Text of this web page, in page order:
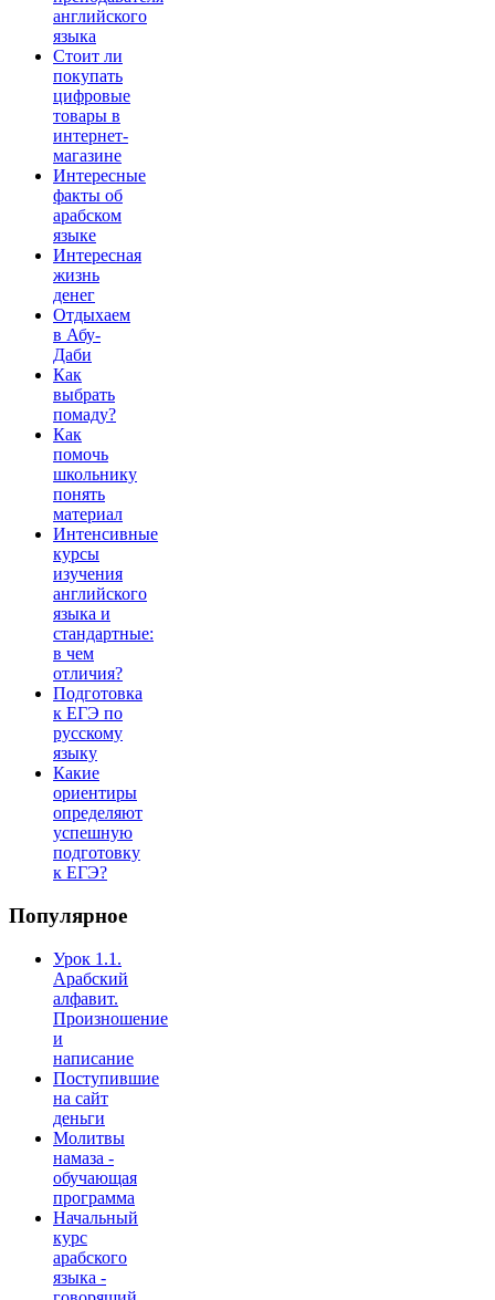
английского
языка
Стоит ли
покупать
цифровые
товары в
интернет-
магазине
Интересные
факты об
арабском
языке
Интересная
жизнь
денег
Отдыхаем
в Абу-
Даби
Как
выбрать
помаду?
Как
помочь
школьнику
понять
материал
Интенсивные
курсы
изучения
английского
языка и
стандартные:
в чем
отличия?
Подготовка
к ЕГЭ по
русскому
языку
Какие
ориентиры
определяют
успешную
подготовку
к ЕГЭ?
Популярное
Урок 1.1.
Арабский
алфавит.
Произношение
и
написание
Поступившие
на сайт
деньги
Молитвы
намаза -
обучающая
программа
Начальный
курс
арабского
языка -